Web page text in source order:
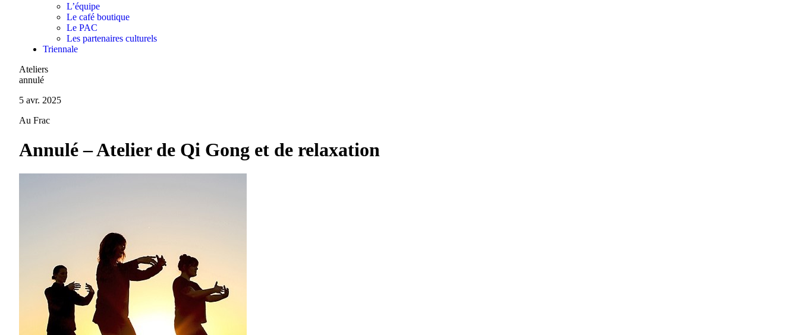
L’équipe
Le café boutique
Le PAC
Les partenaires culturels
Triennale
Ateliers
annulé
5 avr. 2025
Au Frac
Annulé – Atelier de Qi Gong et de relaxation